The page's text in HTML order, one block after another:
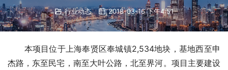
行业动态 2018-03-16 下午4:51
本项目位于上海奉贤区奉城镇2,534地块，基地西至申
杰路，东至民宅，南至大叶公路，北至界河。项目主要建设